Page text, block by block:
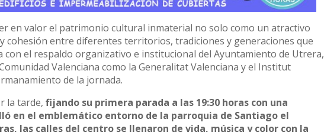
en valor el patrimonio cultural inmaterial no solo como un atractivo
cohesión entre diferentes territorios, tradiciones y generaciones que
el respaldo organizativo e institucional del Ayuntamiento de Utrera,
Valenciana como la Generalitat Valenciana y el Institut
de la jornada.
la tarde,fijando su primera parada a las 19:30 horas con una
en el emblemático entorno de la parroquia de Santiago el
las calles del centro se llenaron de vida, música y color con la